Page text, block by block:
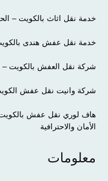
خدمة نقل اثاث بالكويت –
خدمة نقل عفش هندى
شركة نقل العفش بالكويت –
شركة وانيت نقل عفش
هاف لوري نقل عفش بالكويت
الأمان والاحترافية
معلومات